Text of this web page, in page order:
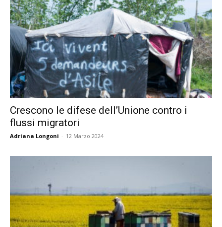
Crescono le difese dell’Unione contro i
flussi migratori
Adriana Longoni - 12 Marzo 2024